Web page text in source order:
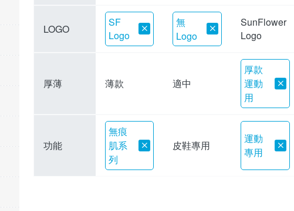
LOGO
SF
Logo
無
Logo
SunFlower
Logo
厚薄 薄款 適中
厚款
運動
用
功能
無痕
肌系
列
皮鞋專用
運動
專用